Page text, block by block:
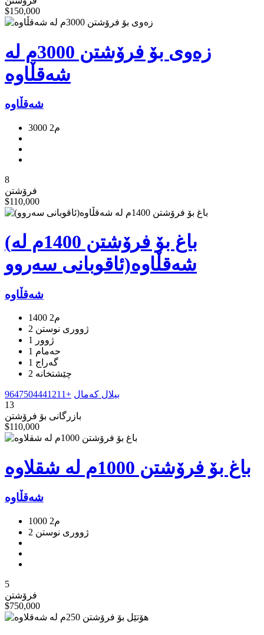
$150,000
زەوی بۆ فرۆشتن 3000م لە
شەقڵاوە
شەقڵاوە
3000 م2
8
فرۆشتن
$110,000
(باغ بۆ فرۆشتن 1400م لە
شەقڵاوە(ئاقوبانی سەروو
شەقڵاوە
1400 م2
2 ژووری نوستن
1 ژوور
1 حەمام
1 گه‌راج
بیلال کەمال +9647504441211
13
بازرگانی بۆ فرۆشتن
$110,000
باغ بۆ فرۆشتن 1000م لە شقلاوە
شەقڵاوە
1000 م2
2 ژووری نوستن
5
فرۆشتن
$750,000